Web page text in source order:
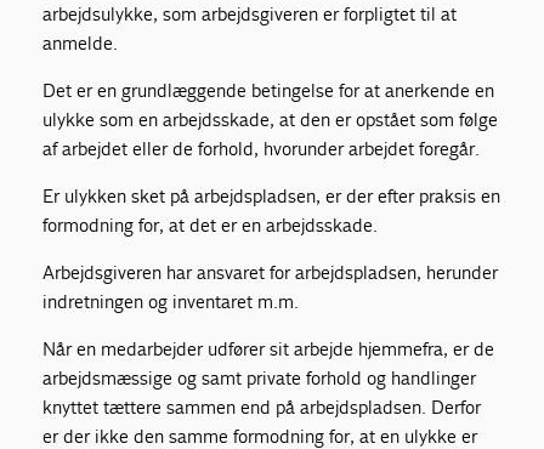
arbejdsulykke, som arbejdsgiveren er forpligtet til at
anmelde.
Det er en grundlæggende betingelse for at anerkende en
ulykke som en arbejdsskade, at den er opstået som følge
af arbejdet eller de forhold, hvorunder arbejdet foregår.
Er ulykken sket på arbejdspladsen, er der efter praksis en
formodning for, at det er en arbejdsskade.
Arbejdsgiveren har ansvaret for arbejdspladsen, herunder
indretningen og inventaret m.m.
Når en medarbejder udfører sit arbejde hjemmefra, er de
arbejdsmæssige og samt private forhold og handlinger
knyttet tættere sammen end på arbejdspladsen. Derfor
er der ikke den samme formodning for, at en ulykke er